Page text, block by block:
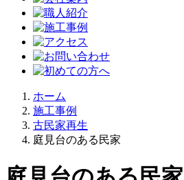
ホーム
施工事例
古民家再生
庭見台のある民家